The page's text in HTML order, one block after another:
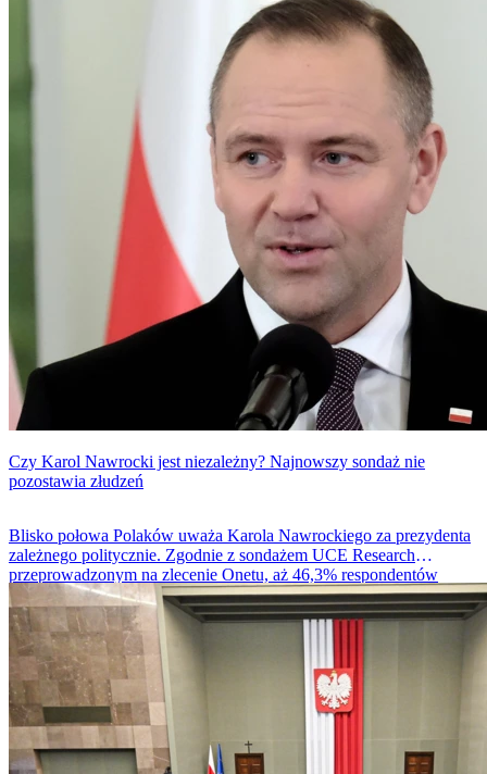
Czy Karol Nawrocki jest niezależny? Najnowszy sondaż nie
pozostawia złudzeń
Blisko połowa Polaków uważa Karola Nawrockiego za prezydenta
zależnego politycznie. Zgodnie z sondażem UCE Research
przeprowadzonym na zlecenie Onetu, aż 46,3% respondentów
podziela tę opinię. Jak przedstawiają się pozostałe odpowiedzi?